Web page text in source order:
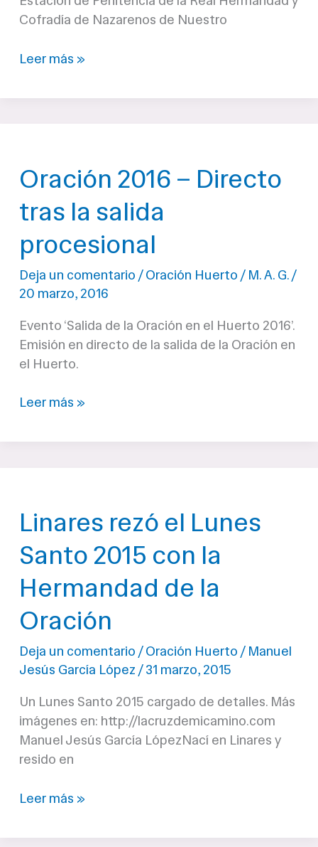
Cofradía de Nazarenos de Nuestro
Oración
Gracia
el
Huerto)
|
Santa
Linares
2017
by
Savio
Leer más »
Oración 2016 – Directo
tras la salida
procesional
Deja un comentario /Oración Huerto / M. A. G./
20 marzo, 2016
Evento ‘Salida de la Oración en el Huerto 2016’.
Emisión en directo de la salida de la Oración en
el Huerto.
Oración
–
salida
procesional
Leer más »
Linares rezó el Lunes
Santo 2015 con la
Hermandad de la
Oración
Deja un comentario /Oración Huerto / Manuel
Jesús García López /31 marzo, 2015
Un Lunes Santo 2015 cargado de detalles. Más
imágenes en: http://lacruzdemicamino.com
Manuel Jesús García LópezNací en Linares y
resido en
Linares
el
Leer más »